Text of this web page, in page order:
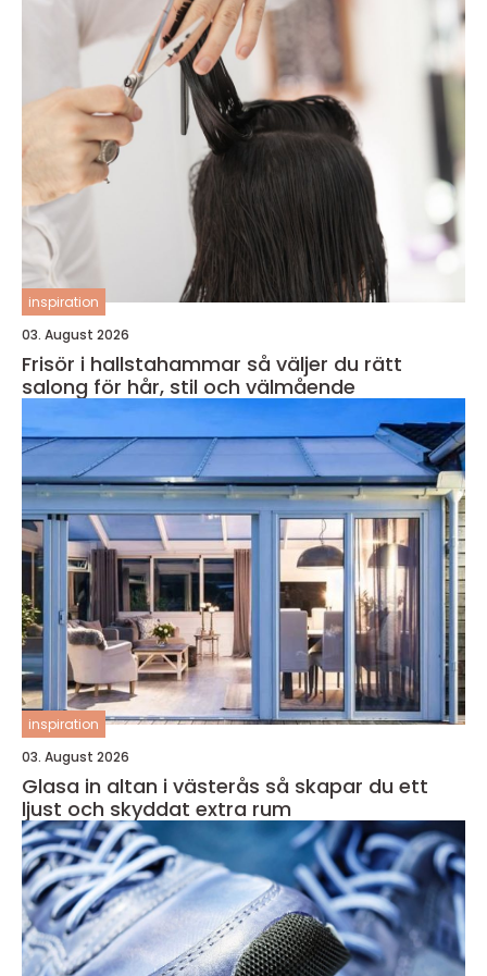
inspiration
03. August 2026
Frisör i hallstahammar så väljer du rätt
salong för hår, stil och välmående
inspiration
03. August 2026
Glasa in altan i västerås så skapar du ett
ljust och skyddat extra rum